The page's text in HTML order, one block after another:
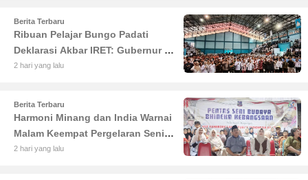
Berita Terbaru
Ribuan Pelajar Bungo Padati
Deklarasi Akbar IRET: Gubernur Al
Haris Sentil Bahaya Judi Online
2 hari yang lalu
Berita Terbaru
Harmoni Minang dan India Warnai
Malam Keempat Pergelaran Seni
Budaya di Alun-Alun Kuala
2 hari yang lalu